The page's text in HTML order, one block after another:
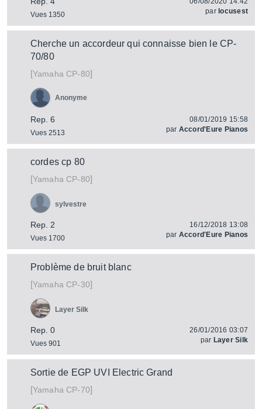
Vues 1350
par locusest
Cherche un accordeur qui connaisse bien le CP-
70/80
[Yamaha CP-80]
Rep. 6
Vues 2513
Anonyme
08/01/2019 15:58
par Accord'Eure Pianos
cordes cp 80
[Yamaha CP-80]
Rep. 2
Vues 1700
sylvestre
16/12/2018 13:08
par Accord'Eure Pianos
Problème de bruit blanc
[Yamaha CP-30]
Rep. 0
Vues 901
Layer Silk
26/01/2016 03:07
par Layer Silk
Sortie de EGP UVI Electric Grand
[Yamaha CP-70]